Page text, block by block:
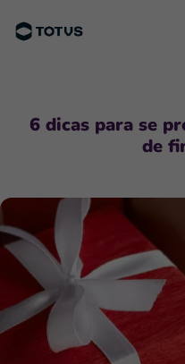
6 dicas para se
de